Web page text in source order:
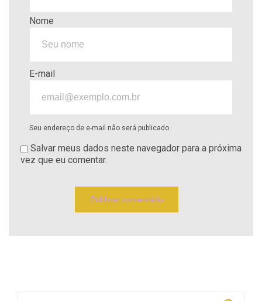
Nome
E-mail
Seu endereço de e-mail não será publicado.
Salvar meus dados neste navegador para a próxima
vez que eu comentar.